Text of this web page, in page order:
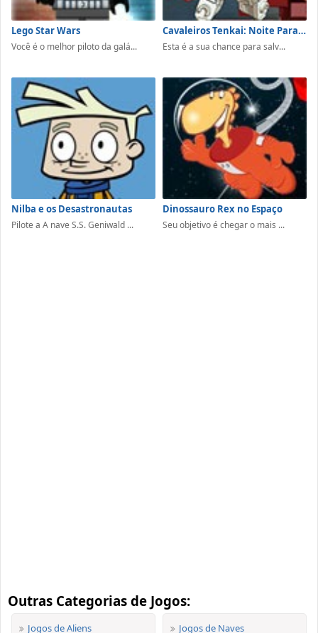
Lego Star Wars
Você é o melhor piloto da galá...
Cavaleiros Tenkai: Noite Para Redenção
Esta é a sua chance para salv...
Nilba e os Desastronautas
Pilote a A nave S.S. Geniwald ...
Dinossauro Rex no Espaço
Seu objetivo é chegar o mais ...
Outras Categorias de Jogos:
Jogos de Aliens Jogos de Naves